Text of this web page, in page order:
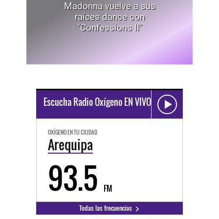
Madonna vuelve a sus
raíces dance con
"Confessions II"
Escucha Radio Oxígeno EN VIVO
OXÍGENO EN TU CIUDAD
Arequipa
93.5 FM
Todas las frecuencias